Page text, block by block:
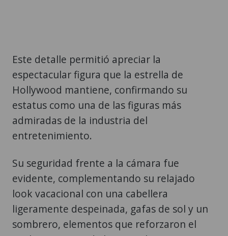
Hollywood mantiene, confirmando su
estatus como una de las figuras más
admiradas de la industria del
entretenimiento.
Su seguridad frente a la cámara fue
look vacacional con una cabellera
ligeramente despeinada, gafas de sol y un
sombrero, elementos que reforzaron el
estilo veraniego de las postales
compartidas en Instagram.